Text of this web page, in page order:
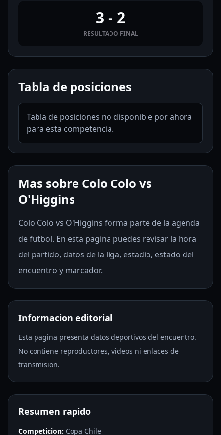
3 - 2
RESULTADO FINAL
Tabla de posiciones
Tabla de posiciones no disponible por ahora
para esta competencia.
Mas sobre Colo Colo vs
O'Higgins
Colo Colo vs O'Higgins forma parte de la agenda
de futbol. En esta pagina puedes revisar la hora
del partido, datos de la liga, estadio, estado del
encuentro y marcador.
Informacion editorial
Esta pagina presenta datos deportivos del encuentro.
No contiene reproductores, videos ni enlaces de
transmision.
Resumen rapido
Competicion: Copa Chile